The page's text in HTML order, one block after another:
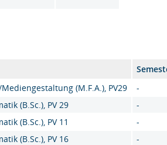
(M.F.A.), PV29 -
(B.Sc.), PV 29 -
(B.Sc.), PV 11 -
(B.Sc.), PV 16 -